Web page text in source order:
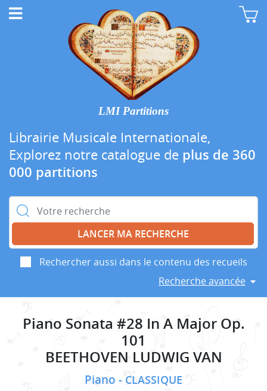
LMI Partitions
Librairie Musicale Internationale,
Explorez notre catalogue de plus de 360
000 partitions
Rechercher :
Rechercher aussi dans le contenu des recueils
Recherche avancée
Piano Sonata #28 In A Major Op.
101
BEETHOVEN LUDWIG VAN
Piano CLASSIQUE